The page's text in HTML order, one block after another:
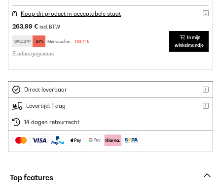
Koop dit product in acceptabele staat
263,99 € incl. BTW
SALE27P -27% Met voucher: 192,71 €
Productgegevens
In mijn
winkelmandje
Direct leverbaar
Levertijd: 1 dag
14 dagen retourrecht
Top features